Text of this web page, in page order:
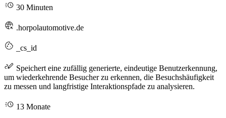
30 Minuten
.horpolautomotive.de
_cs_id
Speichert eine zufällig generierte, eindeutige Benutzerkennung,
um wiederkehrende Besucher zu erkennen, die Besuchshäufigkeit
zu messen und langfristige Interaktionspfade zu analysieren.
13 Monate